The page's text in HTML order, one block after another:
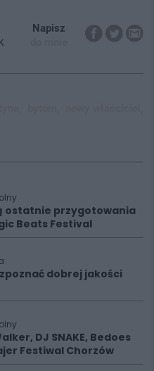
Napisz
ostatnie przygotowania
Beats Festival
dobrej jakości
DJ SNAKE, Bedoes
Festiwal Chorzów